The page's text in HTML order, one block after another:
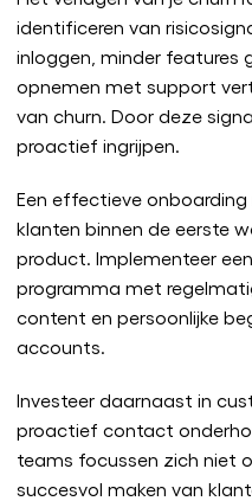
identificeren van
inloggen, minder features
opnemen met support
van churn. Door deze
proactief ingrijpen.
Een effectieve
klanten binnen de eerste
product. Implementeer een
programma met
content en persoonlijke
accounts.
Investeer daarnaast in
proactief contact
teams focussen zich niet
succesvol maken van